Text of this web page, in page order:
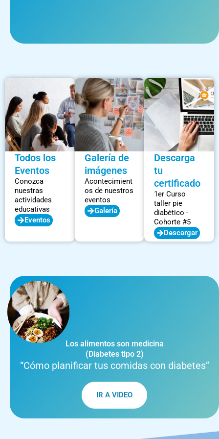
Todos los
Eventos
Conozca
nuestras
actividades
educativas
Eventos
Galería de
imágenes
Acontecimient
os de nuestros
eventos
Galería
Descarga
tu
certificado
1er Curso
taller pie
diabético -
Cohorte #5
Descargar
Los alimentos son medicina
(Diabetes tipo 2)
“Cómo planificar tus comidas con diabetes”
IR A VIDEO